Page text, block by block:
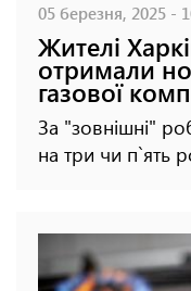
05 березня, 2025 -
Жителі
отримали
газової
За "зовнішні"
на три чи п`ять